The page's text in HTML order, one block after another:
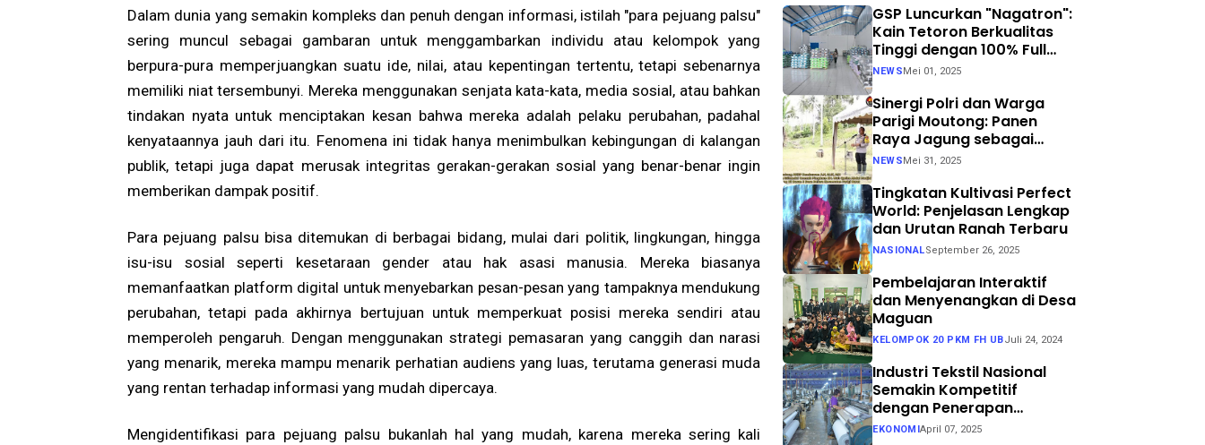
Dalam dunia yang semakin kompleks dan penuh dengan informasi, istilah "para pejuang palsu"
sering muncul sebagai gambaran untuk menggambarkan individu atau kelompok yang
berpura-pura memperjuangkan suatu ide, nilai, atau kepentingan tertentu, tetapi sebenarnya
memiliki niat tersembunyi. Mereka menggunakan senjata kata-kata, media sosial, atau bahkan
tindakan nyata untuk menciptakan kesan bahwa mereka adalah pelaku perubahan, padahal
kenyataannya jauh dari itu. Fenomena ini tidak hanya menimbulkan kebingungan di kalangan
publik, tetapi juga dapat merusak integritas gerakan-gerakan sosial yang benar-benar ingin
memberikan dampak positif.
Para pejuang palsu bisa ditemukan di berbagai bidang, mulai dari politik, lingkungan, hingga
isu-isu sosial seperti kesetaraan gender atau hak asasi manusia. Mereka biasanya
memanfaatkan platform digital untuk menyebarkan pesan-pesan yang tampaknya mendukung
perubahan, tetapi pada akhirnya bertujuan untuk memperkuat posisi mereka sendiri atau
memperoleh pengaruh. Dengan menggunakan strategi pemasaran yang canggih dan narasi
yang menarik, mereka mampu menarik perhatian audiens yang luas, terutama generasi muda
yang rentan terhadap informasi yang mudah dipercaya.
Mengidentifikasi para pejuang palsu bukanlah hal yang mudah, karena mereka sering kali
GSP Luncurkan "Nagatron":
Kain Tetoron Berkualitas
Tinggi dengan 100% Full
Process
NEWS Mei 01, 2025
Sinergi Polri dan Warga
Parigi Moutong: Panen
Raya Jagung sebagai
Langkah Nyata Menuju
NEWS Mei 31, 2025
Tingkatan Kultivasi Perfect
World: Penjelasan Lengkap
dan Urutan Ranah Terbaru
NASIONALSeptember 26, 2025
Pembelajaran Interaktif
dan Menyenangkan di Desa
Maguan
KELOMPOK 20 PKM FH UBJuli 24, 2024
Industri Tekstil Nasional
Semakin Kompetitif
dengan Penerapan
Teknologi Air Jet Loom dan
EKONOMIApril 07, 2025